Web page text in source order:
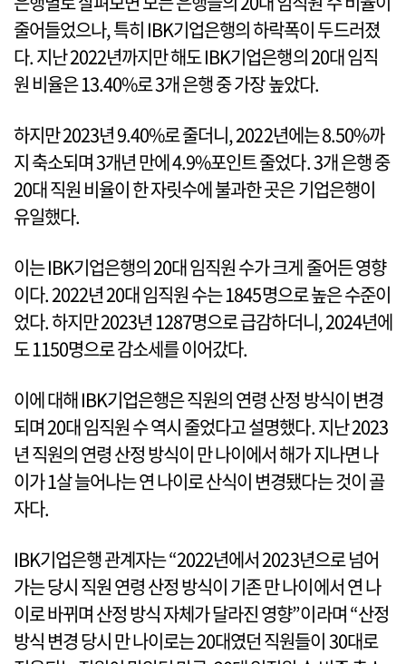
줄어들었으나, 특히 IBK기업은행의 하락폭이 두드러졌
다. 지난 2022년까지만 해도 IBK기업은행의 20대 임직
원 비율은 13.40%로 3개 은행 중 가장 높았다.
하지만 2023년 9.40%로 줄더니, 2022년에는 8.50%까
지 축소되며 3개년 만에 4.9%포인트 줄었다. 3개 은행 중
20대 직원 비율이 한 자릿수에 불과한 곳은 기업은행이
유일했다.
이는 IBK기업은행의 20대 임직원 수가 크게 줄어든 영향
이다. 2022년 20대 임직원 수는 1845명으로 높은 수준이
었다. 하지만 2023년 1287명으로 급감하더니, 2024년에
도 1150명으로 감소세를 이어갔다.
이에 대해 IBK기업은행은 직원의 연령 산정 방식이 변경
되며 20대 임직원 수 역시 줄었다고 설명했다. 지난 2023
년 직원의 연령 산정 방식이 만 나이에서 해가 지나면 나
이가 1살 늘어나는 연 나이로 산식이 변경됐다는 것이 골
자다.
IBK기업은행 관계자는 “2022년에서 2023년으로 넘어
가는 당시 직원 연령 산정 방식이 기존 만 나이에서 연 나
이로 바뀌며 산정 방식 자체가 달라진 영향”이라며 “산정
방식 변경 당시 만 나이로는 20대였던 직원들이 30대로